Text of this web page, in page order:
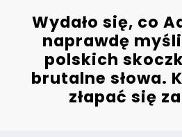
Wydało się, co
naprawdę
polskich
brutalne słowa.
złapać się